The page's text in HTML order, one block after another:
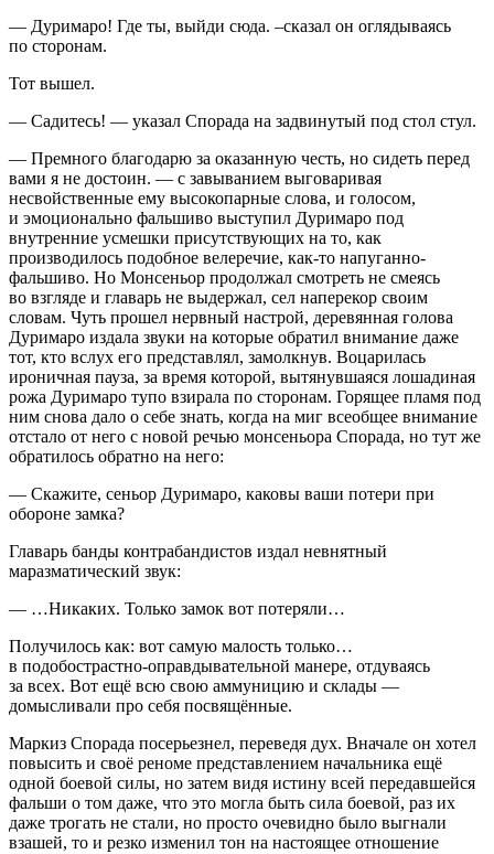
— Дуримаро! Где ты, выйди сюда. –сказал он оглядываясь
по сторонам.
Тот вышел.
— Садитесь! — указал Спорада на задвинутый под стол стул.
— Премного благодарю за оказанную честь, но сидеть перед
вами я не достоин. — с завыванием выговаривая
несвойственные ему высокопарные слова, и голосом,
и эмоционально фальшиво выступил Дуримаро под
внутренние усмешки присутствующих на то, как
производилось подобное велеречие, как-то напуганно-
фальшиво. Но Монсеньор продолжал смотреть не смеясь
во взгляде и главарь не выдержал, сел наперекор своим
словам. Чуть прошел нервный настрой, деревянная голова
Дуримаро издала звуки на которые обратил внимание даже
тот, кто вслух его представлял, замолкнув. Воцарилась
ироничная пауза, за время которой, вытянувшаяся лошадиная
рожа Дуримаро тупо взирала по сторонам. Горящее пламя под
ним снова дало о себе знать, когда на миг всеобщее внимание
отстало от него с новой речью монсеньора Спорада, но тут же
обратилось обратно на него:
— Скажите, сеньор Дуримаро, каковы ваши потери при
обороне замка?
Главарь банды контрабандистов издал невнятный
маразматический звук:
— …Никаких. Только замок вот потеряли…
Получилось как: вот самую малость только…
в подобострастно-оправдывательной манере, отдуваясь
за всех. Вот ещё всю свою аммуницию и склады —
домысливали про себя посвящённые.
Маркиз Спорада посерьезнел, переведя дух. Вначале он хотел
повысить и своё реноме представлением начальника ещё
одной боевой силы, но затем видя истину всей передавшейся
фальши о том даже, что это могла быть сила боевой, раз их
даже трогать не стали, но просто очевидно было выгнали
взашей, то и резко изменил тон на настоящее отношение